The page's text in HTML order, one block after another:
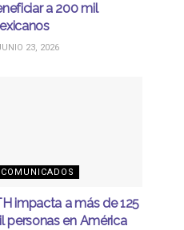
a 200 mil
23, 2026
COMUNICADOS
impacta a más de 125
personas en América